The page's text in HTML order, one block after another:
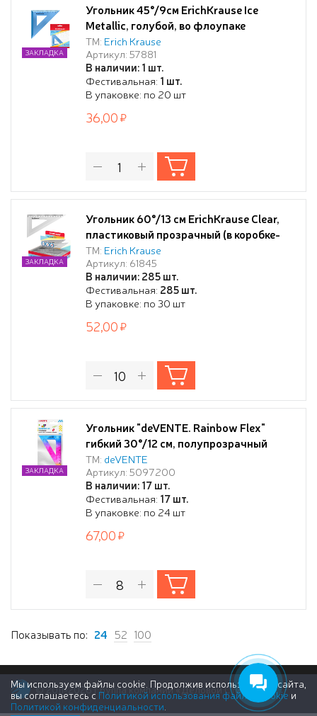
Угольник 45°/9см ErichKrause Ice
Metallic, голубой, во флоупаке
ТМ: Erich Krause
Артикул: 57881
В наличии: 1 шт.
Фестивальная: 1 шт.
В упаковке: по 20 шт
ЗАКЛАДКА
36,00
Угольник 60°/13 см ErichKrause Clear,
пластиковый прозрачный (в коробке-
дисплее по 30 шт)
ТМ: Erich Krause
Артикул: 61845
В наличии: 285 шт.
Фестивальная: 285 шт.
В упаковке: по 30 шт
ЗАКЛАДКА
52,00
Угольник "deVENTE. Rainbow Flex"
гибкий 30°/12 см, полупрозрачный
радужный, в блистерной упаковке
ТМ: deVENTE
Артикул: 5097200
В наличии: 17 шт.
Фестивальная: 17 шт.
В упаковке: по 24 шт
ЗАКЛАДКА
67,00
Показывать по: 24 52 100
© 2011-2026 Группа компаний «Деловой Стиль»
Мы используем файлы cookie. Продолжив использование сайта,
вы соглашаетесь с Политикой использования файлов cookie и
Политикой конфиденциальности